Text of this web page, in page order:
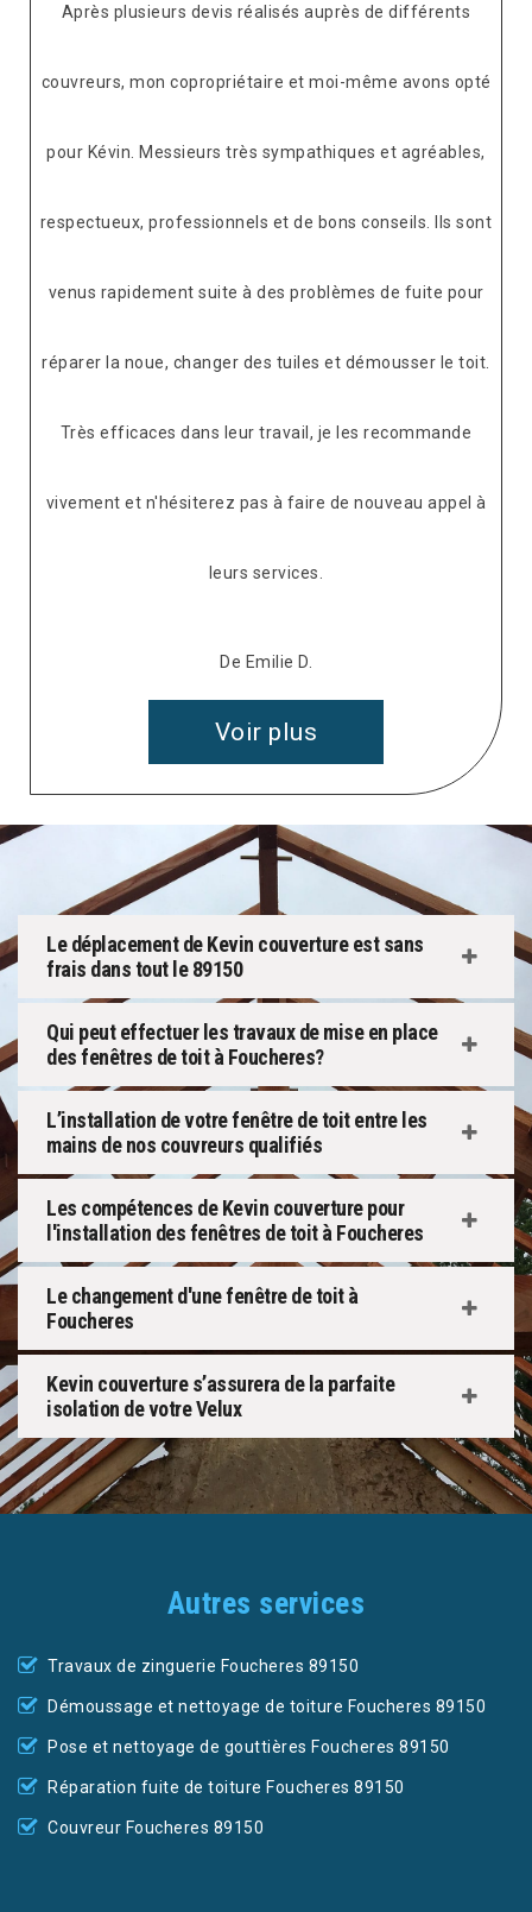
Après plusieurs devis réalisés auprès de différents
couvreurs, mon copropriétaire et moi-même avons opté
pour Kévin. Messieurs très sympathiques et agréables,
respectueux, professionnels et de bons conseils. Ils sont
venus rapidement suite à des problèmes de fuite pour
réparer la noue, changer des tuiles et démousser le toit.
Très efficaces dans leur travail, je les recommande
vivement et n'hésiterez pas à faire de nouveau appel à
leurs services.
De Emilie D.
Voir plus
Le déplacement de Kevin couverture est sans
frais dans tout le 89150
Qui peut effectuer les travaux de mise en place
des fenêtres de toit à Foucheres?
L’installation de votre fenêtre de toit entre les
mains de nos couvreurs qualifiés
Les compétences de Kevin couverture pour
l'installation des fenêtres de toit à Foucheres
Le changement d'une fenêtre de toit à
Foucheres
Kevin couverture s’assurera de la parfaite
isolation de votre Velux
Autres services
Travaux de zinguerie Foucheres 89150
Démoussage et nettoyage de toiture Foucheres 89150
Pose et nettoyage de gouttières Foucheres 89150
Réparation fuite de toiture Foucheres 89150
Couvreur Foucheres 89150